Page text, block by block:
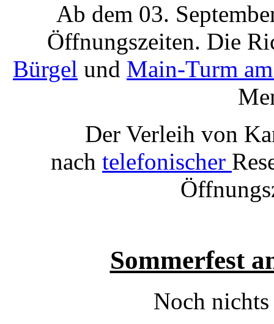
Ab dem 03.
Öffnungszeiten. Die
Bürgel und Main-Turm
Der Verleih von
nach telefonischer
Sommerfest
Noch